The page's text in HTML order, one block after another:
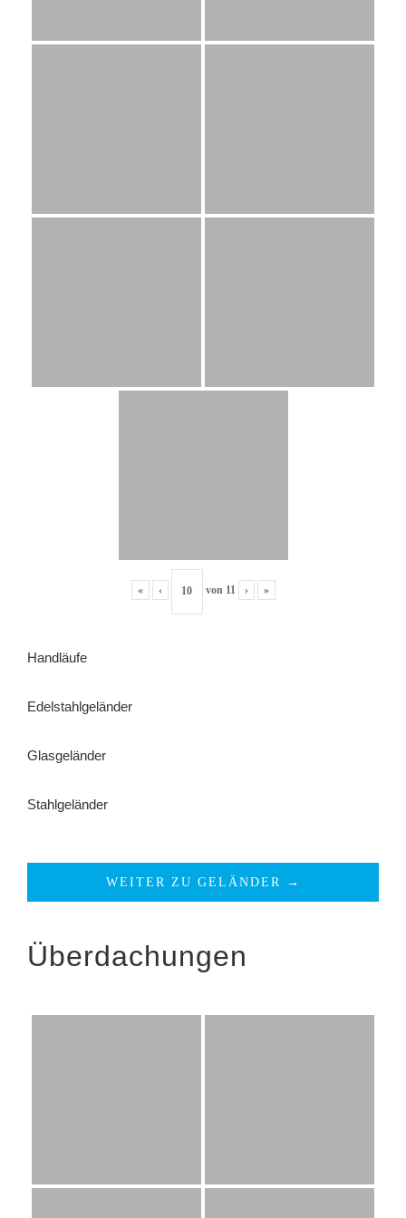
« ‹ von 11 › »
Handläufe
Edelstahlgeländer
Glasgeländer
Stahlgeländer
WEITER ZU GELÄNDER →
Überdachungen